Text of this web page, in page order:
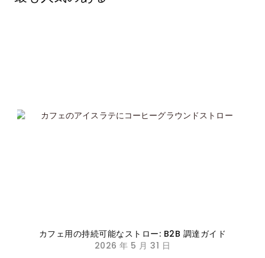
カフェ用の持続可能なストロー: B2B 調達ガイド
2026 年 5 月 31 日